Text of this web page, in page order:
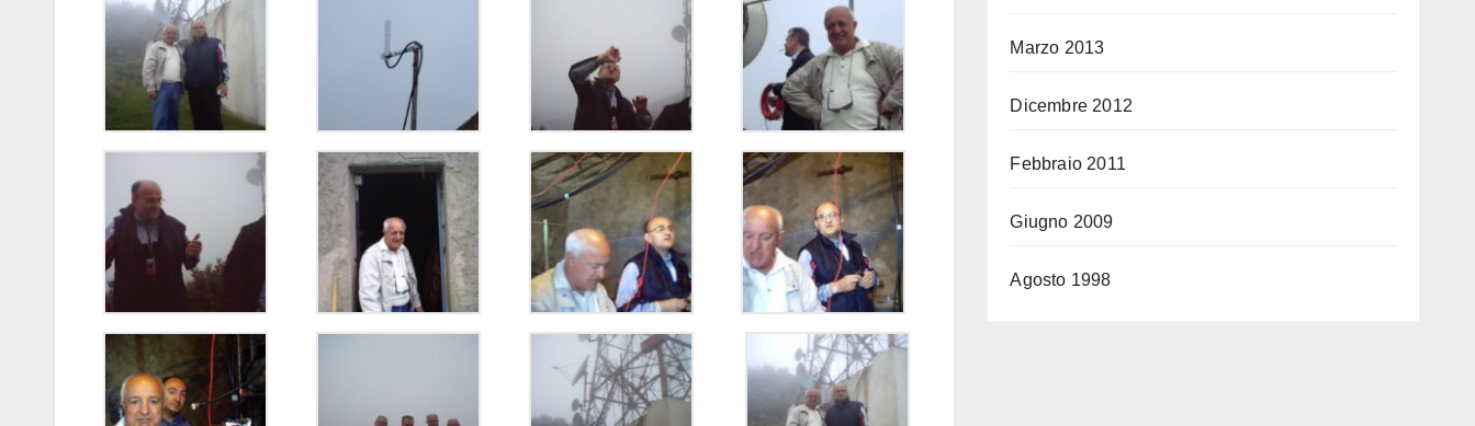
Marzo 2013
Dicembre 2012
Febbraio 2011
Giugno 2009
Agosto 1998